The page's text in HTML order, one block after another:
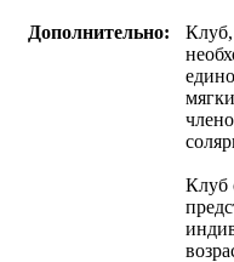
Дополнительно:
Клуб